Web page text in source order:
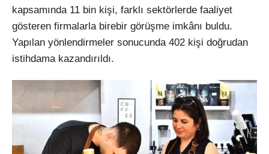
kapsamında 11 bin kişi, farklı sektörlerde faaliyet
gösteren firmalarla birebir görüşme imkânı buldu.
Yapılan yönlendirmeler sonucunda 402 kişi doğrudan
istihdama kazandırıldı.